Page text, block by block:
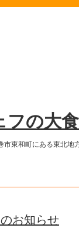
フの大
市東和町にある東北
お知らせ